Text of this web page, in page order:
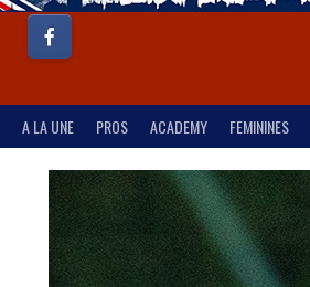
A LA UNE PROS ACADEMY FEMININES